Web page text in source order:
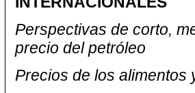
Perspectivas de corto,
precio del petróleo
Precios de los alimentos